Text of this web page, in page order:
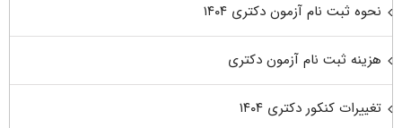
نحوه ثبت نام آزمون دکتری ۱۴۰۴
هزینه ثبت نام آزمون دکتری
تغییرات کنکور دکتری ۱۴۰۴